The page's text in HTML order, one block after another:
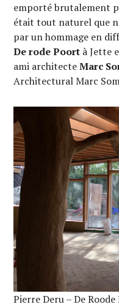
emporté brutalement
était tout naturel que
par un hommage en
De rode Poort à Jette
ami architecteMarc
Architectural Marc
Pierre Deru – De